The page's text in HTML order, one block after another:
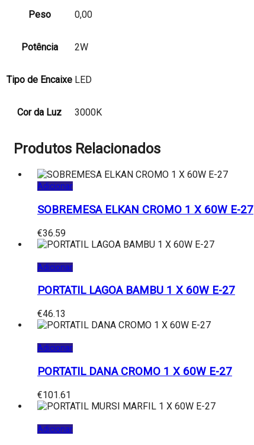
Peso 0,00
Potência 2W
Tipo de Encaixe LED
Cor da Luz 3000K
Produtos Relacionados
Adicionar
SOBREMESA ELKAN CROMO 1 X 60W E-27
€36.59
Adicionar
PORTATIL LAGOA BAMBU 1 X 60W E-27
€46.13
Adicionar
PORTATIL DANA CROMO 1 X 60W E-27
€101.61
Adicionar